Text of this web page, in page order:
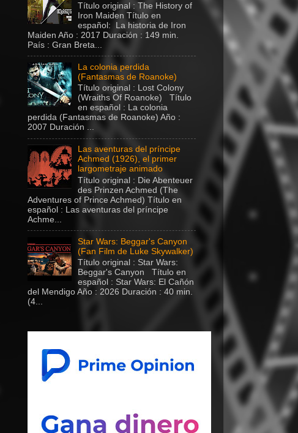
Título original : The History of
Iron Maiden Título en
español: La historia de Iron
Maiden Año : 2017 Duración : 149 min.
País : Gran Breta...
La colonia perdida
(Fantasmas de Roanoke)
Título original : Lost Colony
(Wraiths Of Roanoke) Título
en español : La colonia
perdida (Fantasmas de Roanoke) Año :
2007 Duración ...
Las aventuras del príncipe
Achmed (1926), el primer
largometraje animado
Título original : Die Abenteuer
des Prinzen Achmed (The
Adventures of Prince Achmed) Título en
español : Las aventuras del príncipe
Achme...
Star Wars: Beggar's Canyon
(Fan Film de Luke Skywalker)
Título original : Star Wars:
Beggar's Canyon Título en
español : Star Wars: El Cañón
del Mendigo Año : 2026 Duración : 40 min.
(4...